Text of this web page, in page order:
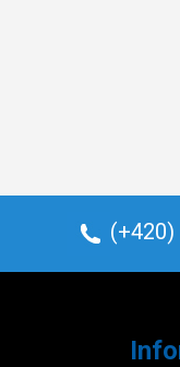
(+420)